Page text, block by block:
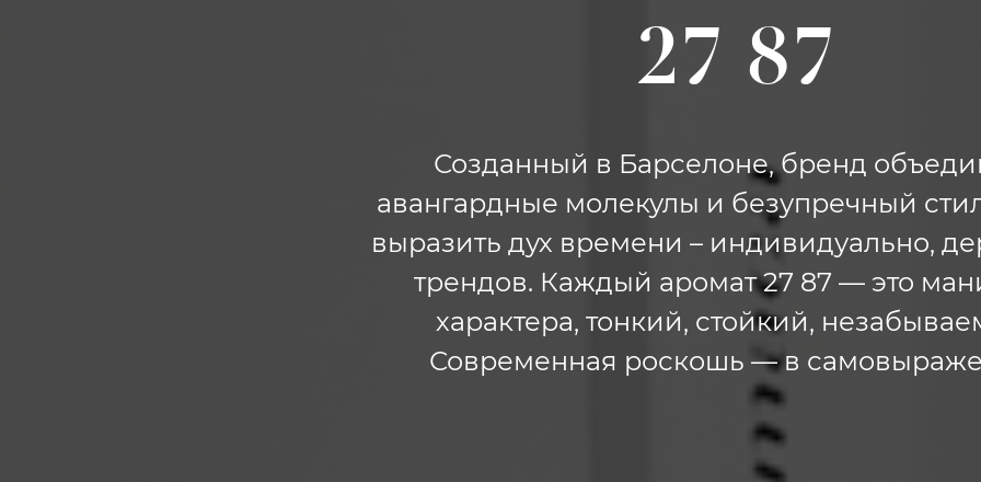
27 87
Созданный в Барселоне, бренд
авангардные молекулы и безупречный
выразить дух времени – индивидуально,
трендов. Каждый аромат 27 87 — это
характера, тонкий, стойкий,
Современная роскошь — в